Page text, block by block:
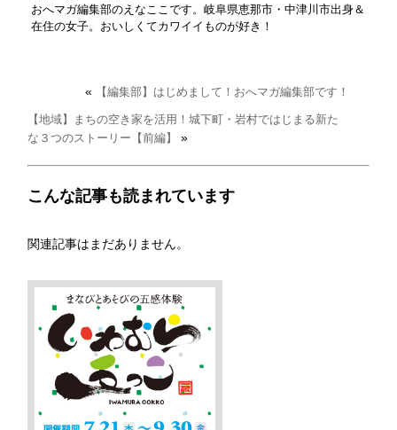
おへマガ編集部のえなここです。岐阜県恵那市・中津川市出身＆
在住の女子。おいしくてカワイイものが好き！
« 【編集部】はじめまして！おへマガ編集部です！
【地域】まちの空き家を活用！城下町・岩村ではじまる新た
な３つのストーリー【前編】
»
こんな記事も読まれています
関連記事はまだありません。